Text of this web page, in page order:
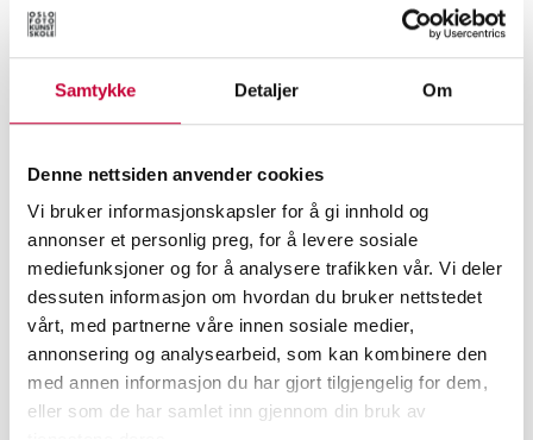
Samtykke Detaljer Om
Denne nettsiden anvender cookies
Vi bruker informasjonskapsler for å gi innhold og
annonser et personlig preg, for å levere sosiale
mediefunksjoner og for å analysere trafikken vår. Vi deler
dessuten informasjon om hvordan du bruker nettstedet
vårt, med partnerne våre innen sosiale medier,
annonsering og analysearbeid, som kan kombinere den
med annen informasjon du har gjort tilgjengelig for dem,
eller som de har samlet inn gjennom din bruk av
TIM HØIBJERG